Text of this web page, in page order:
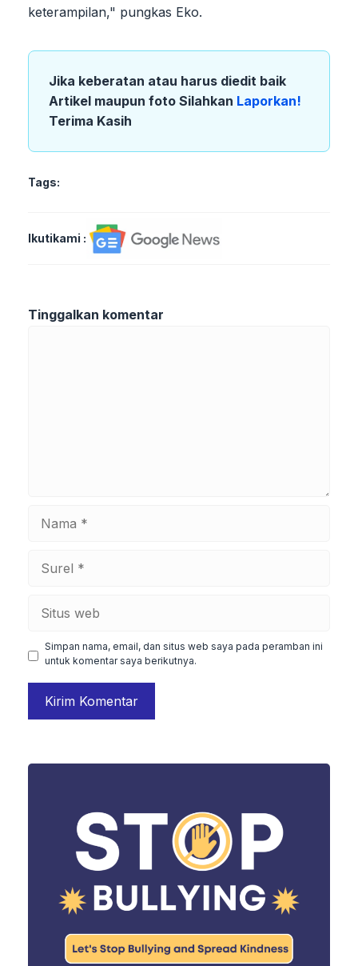
keterampilan," pungkas Eko.
Jika keberatan atau harus diedit baik
Artikel maupun foto Silahkan Laporkan!
Terima Kasih
Tags:
Ikutikami :
Tinggalkan komentar
Simpan nama, email, dan situs web saya pada peramban ini
untuk komentar saya berikutnya.